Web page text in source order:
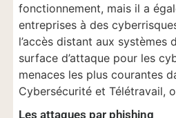
fonctionnement, mais il a
entreprises à des
l’accès distant aux systèmes
surface d’attaque pour les
menaces les plus courantes
Cybersécurité et Télétravail,
Les attaques par phishing